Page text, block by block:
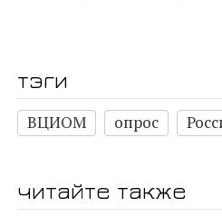
тэги
ВЦИОМ опрос
читайте также